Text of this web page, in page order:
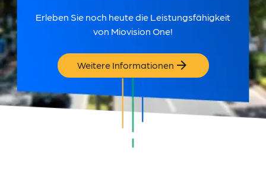
Erleben Sie noch heute die Leistungsfähigkeit
von Miovision One!
Weitere Informationen